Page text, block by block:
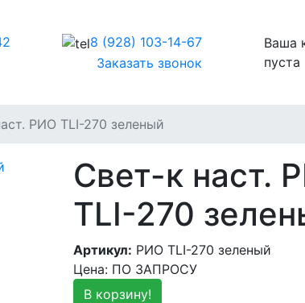
8 (928) 103-14-67
Заказать звонок
Ваша
пуста
РИО TLI-270 зеленый
Свет-к наст.
TLI-270
Артикул: РИО TLI-270 зеленый
Цена: ПО ЗАПРОСУ
В корзину!